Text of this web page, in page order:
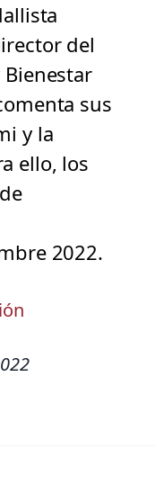
del
sus
y la
ello, los
2022.